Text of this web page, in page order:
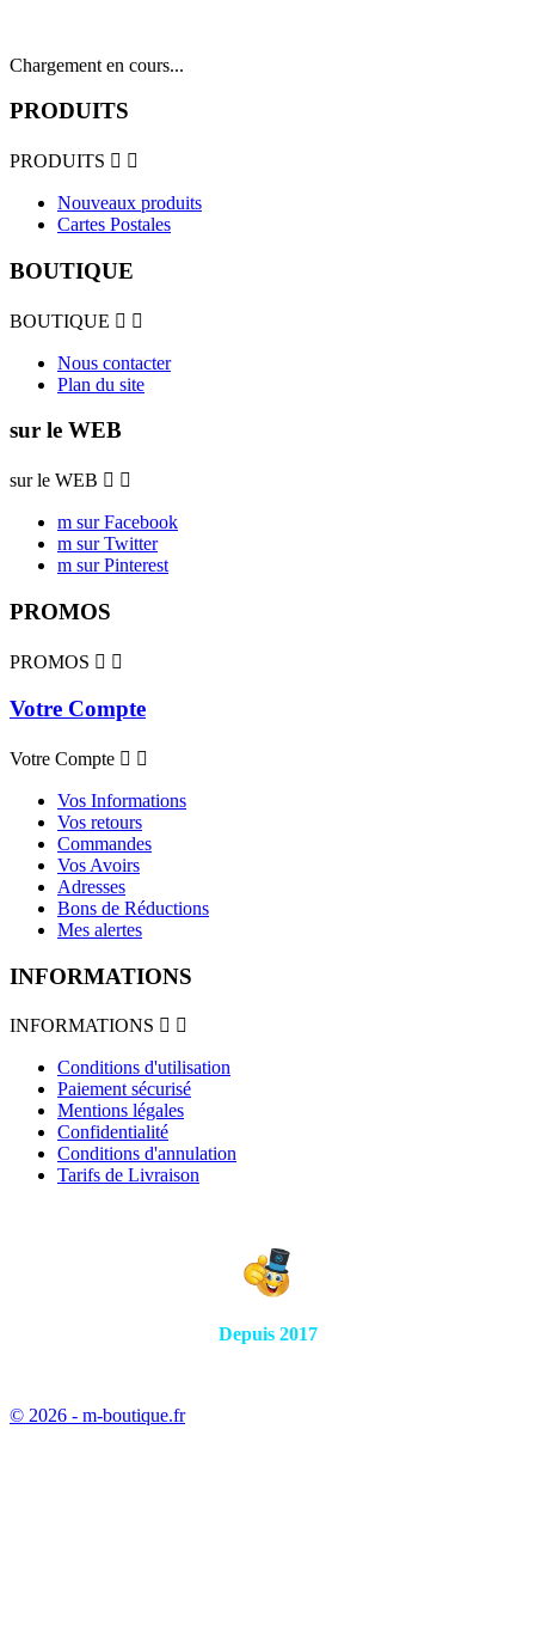
Chargement en cours...
PRODUITS
PRODUITS  
Nouveaux produits
Cartes Postales
BOUTIQUE
BOUTIQUE  
Nous contacter
Plan du site
sur le WEB
sur le WEB  
m sur Facebook
m sur Twitter
m sur Pinterest
PROMOS
PROMOS  
Votre Compte
Votre Compte  
Vos Informations
Vos retours
Commandes
Vos Avoirs
Adresses
Bons de Réductions
Mes alertes
INFORMATIONS
INFORMATIONS  
Conditions d'utilisation
Paiement sécurisé
Mentions légales
Confidentialité
Conditions d'annulation
Tarifs de Livraison
Depuis 2017
© 2026 - m-boutique.fr